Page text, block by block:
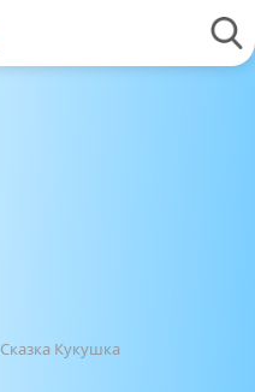
Сказка Кукушка